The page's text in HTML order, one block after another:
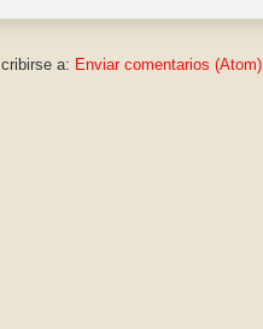
a: Enviar comentarios (Atom)